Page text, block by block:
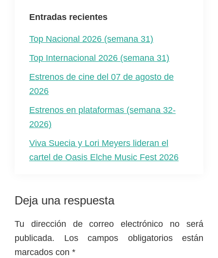
Entradas recientes
Top Nacional 2026 (semana 31)
Top Internacional 2026 (semana 31)
Estrenos de cine del 07 de agosto de
2026
Estrenos en plataformas (semana 32-
2026)
Viva Suecia y Lori Meyers lideran el
cartel de Oasis Elche Music Fest 2026
Interacciones
con
los
lectores
Deja una respuesta
Tu dirección de correo electrónico no será
publicada.
Los campos obligatorios están
marcados con *